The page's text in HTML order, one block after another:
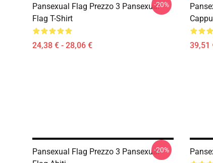
Pansexual Flag Prezzo 3 Pansexual
Flag T-Shirt
24,38 € - 28,06 €
-20%
39,51
Pansexual Flag Prezzo 3 Pansexual-20%